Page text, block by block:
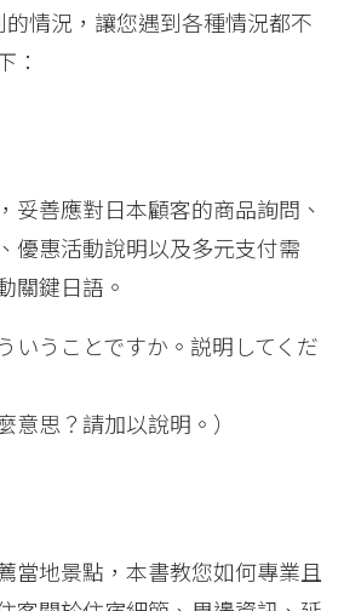
情況，讓您遇到各種情況都不
：
妥善應對日本顧客的商品詢問、
優惠活動說明以及多元支付需
關鍵日語。
うことですか。説明してくだ
意思？請加以說明。）
當地景點，本書教您如何專業且